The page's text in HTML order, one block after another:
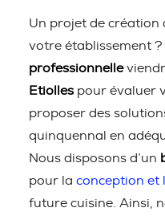
Un projet de création
votre établissement ?
professionnelle
Etiolles pour évaluer
proposer des
quinquennal en
Nous disposons d’un
pour la conception et
future cuisine. Ainsi,